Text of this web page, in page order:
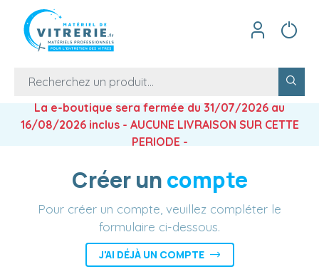
La e-boutique sera fermée du 31/07/2026 au
16/08/2026 inclus - AUCUNE LIVRAISON SUR CETTE
PERIODE -
Créer uncompte
Pour créer un compte, veuillez compléter le
formulaire ci-dessous.
J'AI DÉJÀ UN COMPTE